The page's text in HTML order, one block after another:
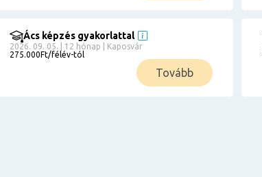
Ács képzés gyakorlattal
2026. 09. 05. | 12 hónap | Kaposvár
275.000Ft/félév-tól
Tovább